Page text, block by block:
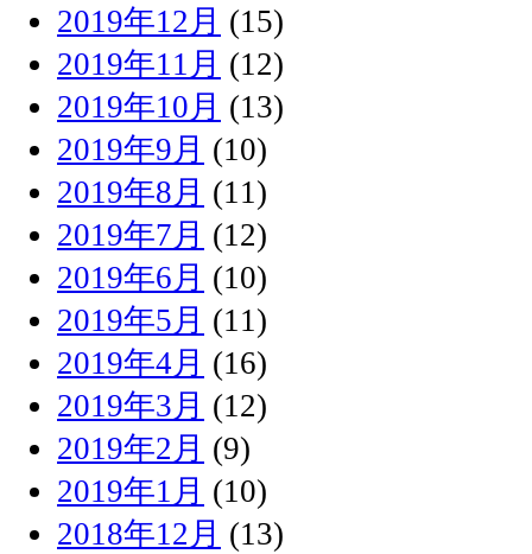
2019年12月 (15)
2019年11月 (12)
2019年10月 (13)
2019年9月 (10)
2019年8月 (11)
2019年7月 (12)
2019年6月 (10)
2019年5月 (11)
2019年4月 (16)
2019年3月 (12)
2019年2月 (9)
2019年1月 (10)
2018年12月 (13)